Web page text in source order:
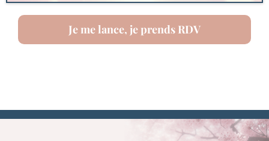
Je me lance, je prends RDV